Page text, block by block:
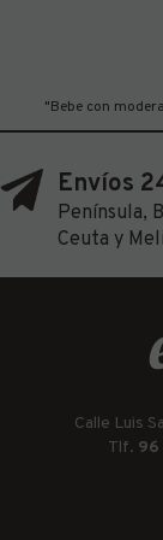
"Bebe con
Envíos
Península,
Ceuta y
Calle Luis
Tlf. 96